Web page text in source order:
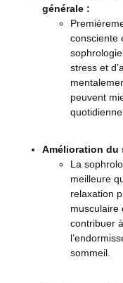
générale :
consciente
stress et
peuvent
quotidienne.
Amélioration du
La
meilleure
relaxation
musculaire
contribuer
sommeil.